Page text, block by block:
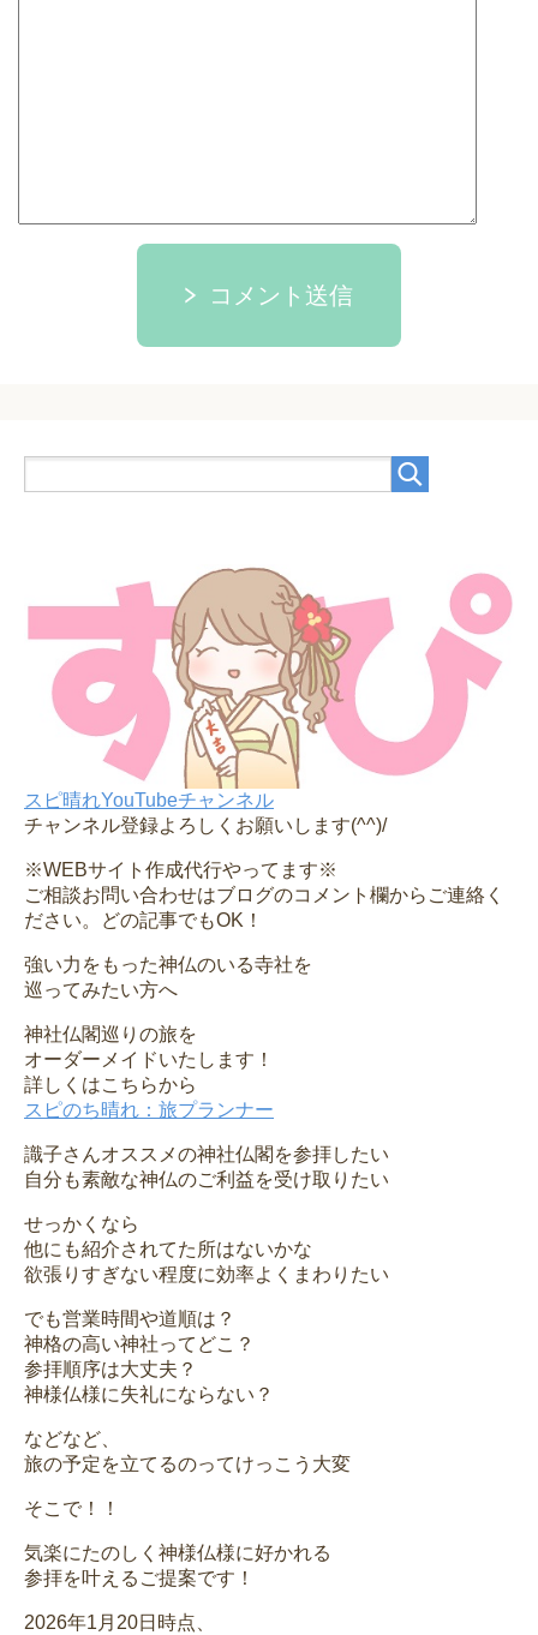
コメント送信
スピ晴れYouTubeチャンネル
チャンネル登録よろしくお願いします(^^)/
※WEBサイト作成代行やってます※
ご相談お問い合わせはブログのコメント欄からご連絡く
ださい。どの記事でもOK！
強い力をもった神仏のいる寺社を
巡ってみたい方へ
神社仏閣巡りの旅を
オーダーメイドいたします！
詳しくはこちらから
スピのち晴れ：旅プランナー
識子さんオススメの神社仏閣を参拝したい
自分も素敵な神仏のご利益を受け取りたい
せっかくなら
他にも紹介されてた所はないかな
欲張りすぎない程度に効率よくまわりたい
でも営業時間や道順は？
神格の高い神社ってどこ？
参拝順序は大丈夫？
神様仏様に失礼にならない？
などなど、
旅の予定を立てるのってけっこう大変
そこで！！
気楽にたのしく神様仏様に好かれる
参拝を叶えるご提案です！
2026年1月20日時点、